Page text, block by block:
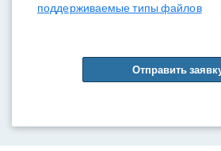
поддерживаемые типы файлов
Отправить